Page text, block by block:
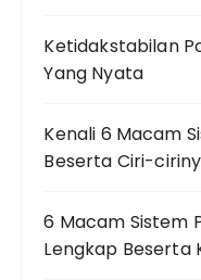
Ketidakstabilan
Yang Nyata
Kenali 6 Macam
Beserta Ciri-
6 Macam Sistem
Lengkap Beserta